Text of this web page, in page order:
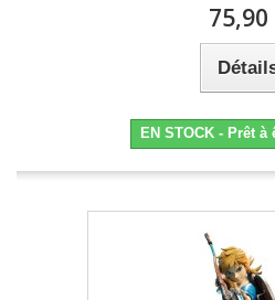
75,90
EN STOCK - Prêt à